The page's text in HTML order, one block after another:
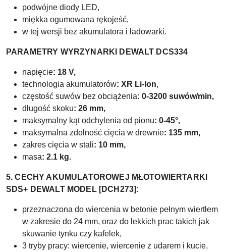
podwójne diody LED,
miękka ogumowana rękojeść,
w tej wersji bez akumulatora i ładowarki.
PARAMETRY WYRZYNARKI DEWALT DCS334
napięcie: 18 V,
technologia akumulatorów: XR Li-Ion,
częstość suwów bez obciążenia: 0-3200 suwów/min,
długość skoku: 26 mm,
maksymalny kąt odchylenia od pionu: 0-45°,
maksymalna zdolność cięcia w drewnie: 135 mm,
zakres cięcia w stali: 10 mm,
masa: 2.1 kg.
5. CECHY AKUMULATOROWEJ MŁOTOWIERTARKI
SDS+ DEWALT MODEL [DCH273]:
przeznaczona do wiercenia w betonie pełnym wiertłem
w zakresie do 24 mm, oraz do lekkich prac takich jak
skuwanie tynku czy kafelek,
3 tryby pracy: wiercenie, wiercenie z udarem i kucie,